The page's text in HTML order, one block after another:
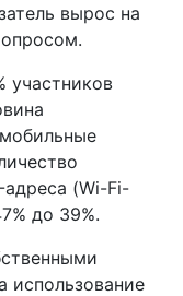
вырос на
участников
(Wi-Fi-
до 39%.
использование